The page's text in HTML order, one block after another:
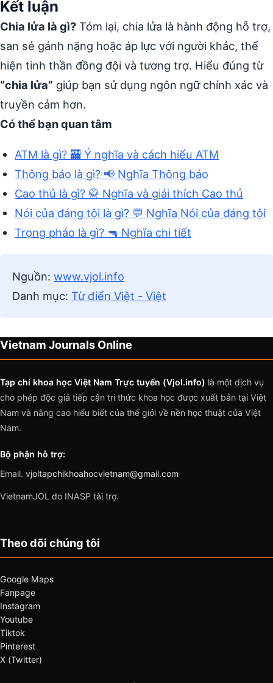
Kết luận
Chia lửa là gì? Tóm lại, chia lửa là hành động hỗ trợ,
san sẻ gánh nặng hoặc áp lực với người khác, thể
hiện tinh thần đồng đội và tương trợ. Hiểu đúng từ
“chia lửa” giúp bạn sử dụng ngôn ngữ chính xác và
truyền cảm hơn.
Có thể bạn quan tâm
ATM là gì? 🏧 Ý nghĩa và cách hiểu ATM
Thông báo là gì? 📢 Nghĩa Thông báo
Cao thủ là gì? 🥋 Nghĩa và giải thích Cao thủ
Nói của đáng tội là gì? 💬 Nghĩa Nói của đáng tội
Trọng pháo là gì? 🔫 Nghĩa chi tiết
Nguồn: www.vjol.info
Danh mục: Từ điển Việt - Việt
Vietnam Journals Online
Tạp chí khoa học Việt Nam Trực tuyến (Vjol.info) là một dịch vụ
cho phép độc giả tiếp cận tri thức khoa học được xuất bản tại Việt
Nam và nâng cao hiểu biết của thế giới về nền học thuật của Việt
Nam.
Bộ phận hỗ trợ:
Email. vjoltapchikhoahocvietnam@gmail.com
VietnamJOL do INASP tài trợ.
Theo dõi chúng tôi
Google Maps
Fanpage
Instagram
Youtube
Tiktok
Pinterest
X (Twitter)